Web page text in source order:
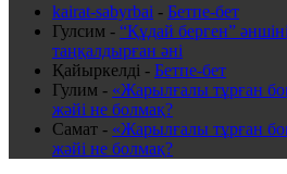
kairat-sabyrbai - Бетпе-бет
Гулсим - “Құдай берген”
таңқалдырған әні
Қайыркелді - Бетпе-бет
Гулим - «Жарылғалы тұрған
жәйі не болмақ?
Самат - «Жарылғалы тұрған
жәйі не болмақ?